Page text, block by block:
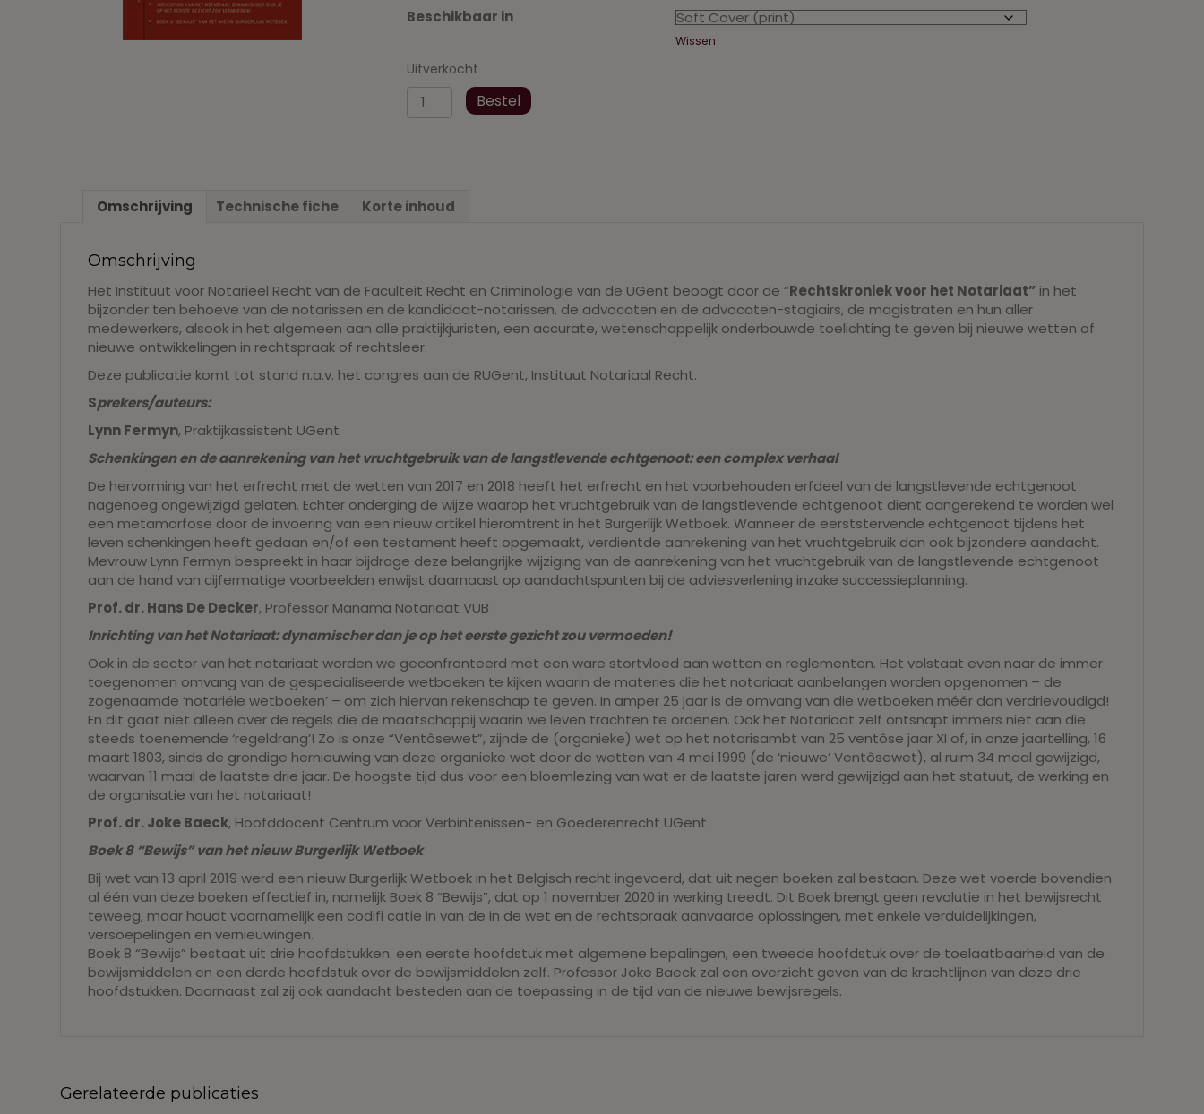
Beschikbaar in
Wissen
Uitverkocht
Abonnement:
Rechtskroniek
36
Bestel
Omschrijving Technische fiche Korte inhoud
Omschrijving
Het Instituut voor Notarieel Recht van de Faculteit Recht en Criminologie van de UGent beoogt door de “Rechtskroniek voor het Notariaat” in het
bijzonder ten behoeve van de notarissen en de kandidaat-notarissen, de advocaten en de advocaten-stagiairs, de magistraten en hun aller
medewerkers, alsook in het algemeen aan alle praktijkjuristen, een accurate, wetenschappelijk onderbouwde toelichting te geven bij nieuwe wetten of
nieuwe ontwikkelingen in rechtspraak of rechtsleer.
Deze publicatie komt tot stand n.a.v. het congres aan de RUGent, Instituut Notariaal Recht.
Sprekers/auteurs:
Lynn Fermyn, Praktijkassistent UGent
Schenkingen en de aanrekening van het vruchtgebruik van de langstlevende echtgenoot: een complex verhaal
De hervorming van het erfrecht met de wetten van 2017 en 2018 heeft het erfrecht en het voorbehouden erfdeel van de langstlevende echtgenoot
nagenoeg ongewijzigd gelaten. Echter onderging de wijze waarop het vruchtgebruik van de langstlevende echtgenoot dient aangerekend te worden wel
een metamorfose door de invoering van een nieuw artikel hieromtrent in het Burgerlijk Wetboek. Wanneer de eerststervende echtgenoot tijdens het
leven schenkingen heeft gedaan en/of een testament heeft opgemaakt, verdientde aanrekening van het vruchtgebruik dan ook bijzondere aandacht.
Mevrouw Lynn Fermyn bespreekt in haar bijdrage deze belangrijke wijziging van de aanrekening van het vruchtgebruik van de langstlevende echtgenoot
aan de hand van cijfermatige voorbeelden enwijst daarnaast op aandachtspunten bij de adviesverlening inzake successieplanning.
Prof. dr. Hans De Decker, Professor Manama Notariaat VUB
Inrichting van het Notariaat: dynamischer dan je op het eerste gezicht zou vermoeden!
Ook in de sector van het notariaat worden we geconfronteerd met een ware stortvloed aan wetten en reglementen. Het volstaat even naar de immer
toegenomen omvang van de gespecialiseerde wetboeken te kijken waarin de materies die het notariaat aanbelangen worden opgenomen – de
zogenaamde ‘notariële wetboeken’ – om zich hiervan rekenschap te geven. In amper 25 jaar is de omvang van die wetboeken méér dan verdrievoudigd!
En dit gaat niet alleen over de regels die de maatschappij waarin we leven trachten te ordenen. Ook het Notariaat zelf ontsnapt immers niet aan die
steeds toenemende ‘regeldrang’! Zo is onze “Ventôsewet”, zijnde de (organieke) wet op het notarisambt van 25 ventôse jaar XI of, in onze jaartelling, 16
maart 1803, sinds de grondige hernieuwing van deze organieke wet door de wetten van 4 mei 1999 (de ‘nieuwe’ Ventôsewet), al ruim 34 maal gewijzigd,
waarvan 11 maal de laatste drie jaar. De hoogste tijd dus voor een bloemlezing van wat er de laatste jaren werd gewijzigd aan het statuut, de werking en
de organisatie van het notariaat!
Prof. dr. Joke Baeck, Hoofddocent Centrum voor Verbintenissen- en Goederenrecht UGent
Boek 8 “Bewijs” van het nieuw Burgerlijk Wetboek
Bij wet van 13 april 2019 werd een nieuw Burgerlijk Wetboek in het Belgisch recht ingevoerd, dat uit negen boeken zal bestaan. Deze wet voerde bovendien
al één van deze boeken effectief in, namelijk Boek 8 “Bewijs”, dat op 1 november 2020 in werking treedt. Dit Boek brengt geen revolutie in het bewijsrecht
teweeg, maar houdt voornamelijk een codifi catie in van de in de wet en de rechtspraak aanvaarde oplossingen, met enkele verduidelijkingen,
versoepelingen en vernieuwingen.
Boek 8 “Bewijs” bestaat uit drie hoofdstukken: een eerste hoofdstuk met algemene bepalingen, een tweede hoofdstuk over de toelaatbaarheid van de
bewijsmiddelen en een derde hoofdstuk over de bewijsmiddelen zelf. Professor Joke Baeck zal een overzicht geven van de krachtlijnen van deze drie
hoofdstukken. Daarnaast zal zij ook aandacht besteden aan de toepassing in de tijd van de nieuwe bewijsregels.
Gerelateerde publicaties